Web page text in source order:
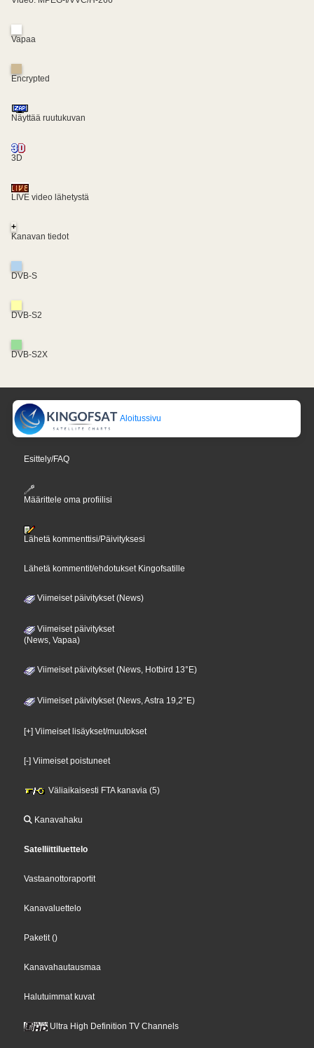
Vapaa
Encrypted
Näyttää ruutukuvan
3D
LIVE video lähetystä
+
Kanavan tiedot
DVB-S
DVB-S2
DVB-S2X
Aloitussivu
Esittely/FAQ
Määrittele oma profiilisi
Lähetä kommenttisi/Päivityksesi
Lähetä kommentit/ehdotukset Kingofsatille
Viimeiset päivitykset (News)
Viimeiset päivitykset
(News, Vapaa)
Viimeiset päivitykset (News, Hotbird 13°E)
Viimeiset päivitykset (News, Astra 19,2°E)
[+] Viimeiset lisäykset/muutokset
[-] Viimeiset poistuneet
Väliaikaisesti FTA kanavia (5)
Kanavahaku
Satelliittiluettelo
Vastaanottoraportit
Kanavaluettelo
Paketit ()
Kanavahautausmaa
Halutuimmat kuvat
Ultra High Definition TV Channels